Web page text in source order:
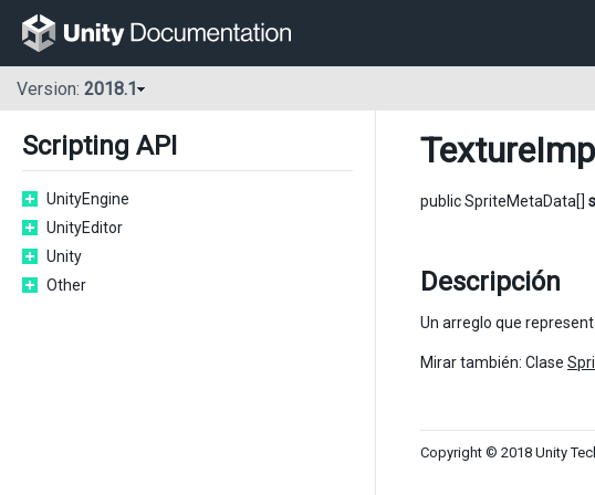
Version: 2018.1
Scripting API
UnityEngine
UnityEditor
Unity
Other
public SpriteMetaData[]
Descripción
Un arreglo que
Mirar también: Clase
Copyright © 2018 Unity